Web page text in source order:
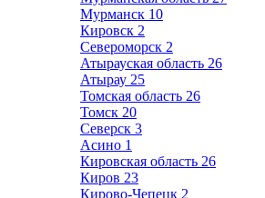
Мурманск 10
Кировск 2
Североморск 2
Атырауская область 26
Атырау 25
Томская область 26
Томск 20
Северск 3
Асино 1
Кировская область 26
Киров 23
Кирово-Чепецк 2